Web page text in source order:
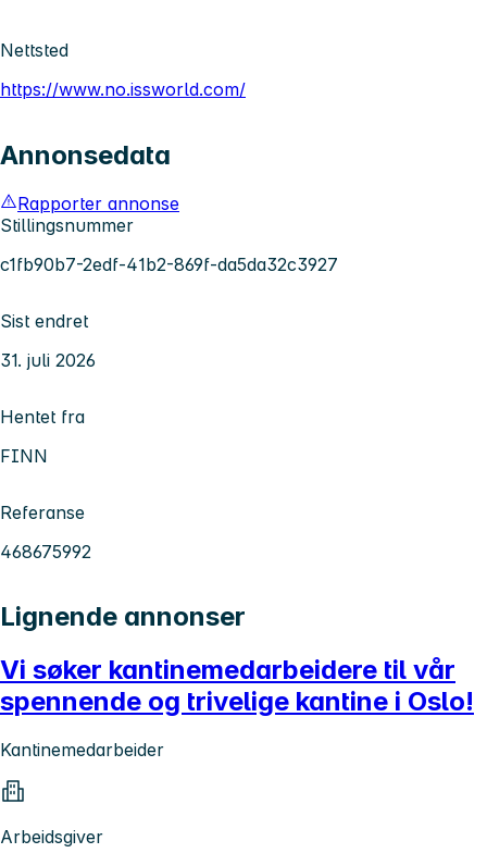
Nettsted
https://www.no.issworld.com/
Annonsedata
Rapporter annonse
Stillingsnummer
c1fb90b7-2edf-41b2-869f-da5da32c3927
Sist endret
31. juli 2026
Hentet fra
FINN
Referanse
468675992
Lignende annonser
Vi søker kantinemedarbeidere til vår
spennende og trivelige kantine i Oslo!
Kantinemedarbeider
Arbeidsgiver